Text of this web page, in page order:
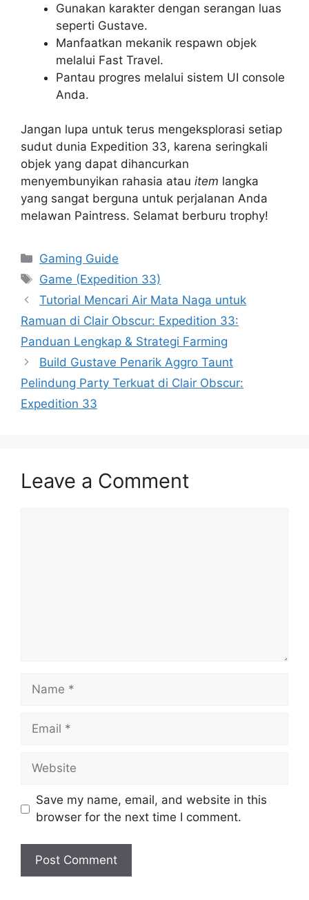
Gunakan karakter dengan serangan luas
seperti Gustave.
Manfaatkan mekanik respawn objek
melalui Fast Travel.
Pantau progres melalui sistem UI console
Anda.
Jangan lupa untuk terus mengeksplorasi setiap
sudut dunia Expedition 33, karena seringkali
objek yang dapat dihancurkan
menyembunyikan rahasia atau item langka
yang sangat berguna untuk perjalanan Anda
melawan Paintress. Selamat berburu trophy!
Categories
Gaming Guide
Tags
Game (Expedition 33)
Tutorial Mencari Air Mata Naga untuk
Ramuan di Clair Obscur: Expedition 33:
Panduan Lengkap & Strategi Farming
Build Gustave Penarik Aggro Taunt
Pelindung Party Terkuat di Clair Obscur:
Expedition 33
Leave a Comment
Name
Email
Website
Save my name, email, and website in this
browser for the next time I comment.